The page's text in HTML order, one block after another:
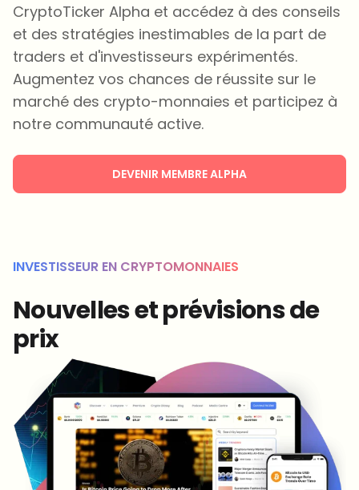
CryptoTicker Alpha et accédez à des conseils
et des stratégies inestimables de la part de
traders et d'investisseurs expérimentés.
Augmentez vos chances de réussite sur le
marché des crypto-monnaies et participez à
notre communauté active.
DEVENIR MEMBRE ALPHA
INVESTISSEUR EN CRYPTOMONNAIES
Nouvelles et prévisions de
prix